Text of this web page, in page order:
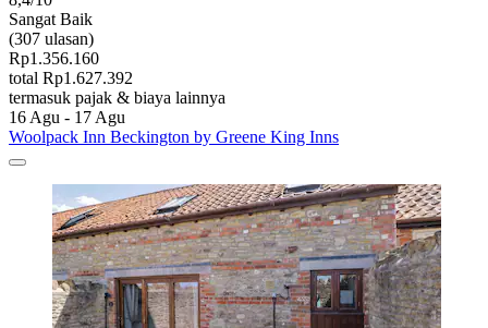
Sangat Baik
(307 ulasan)
Rp1.356.160
total Rp1.627.392
termasuk pajak & biaya lainnya
16 Agu - 17 Agu
Woolpack Inn Beckington by Greene King Inns